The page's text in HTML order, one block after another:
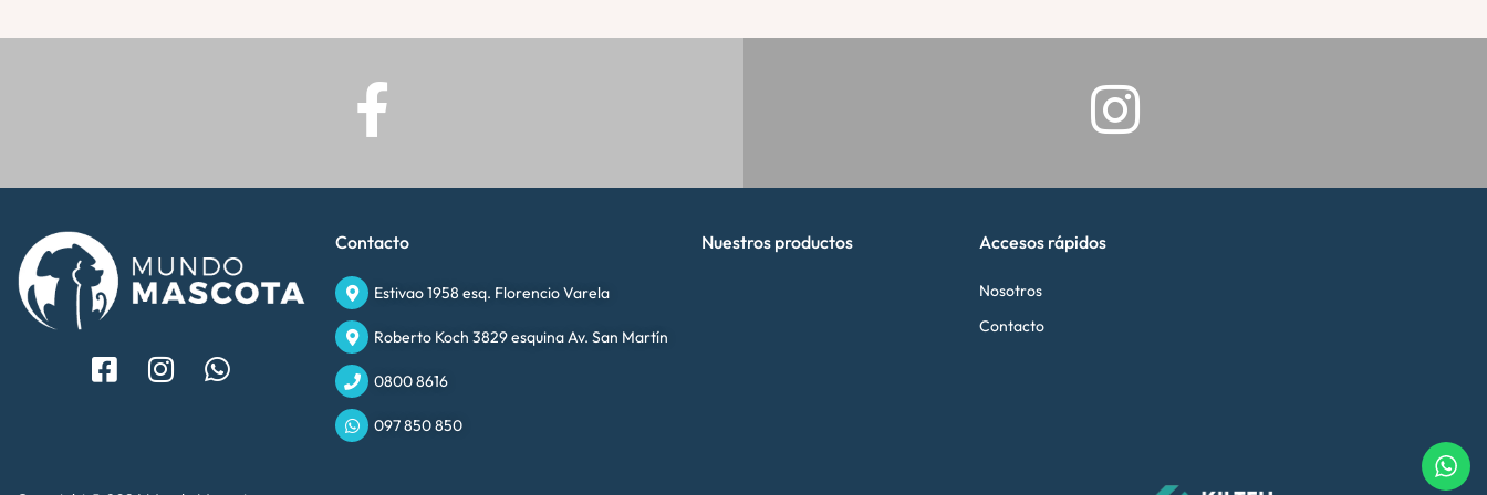
Contacto
Estivao 1958 esq. Florencio Varela
Roberto Koch 3829 esquina Av. San Martín
0800 8616
097 850 850
Nuestros productos Accesos rápidos
Nosotros
Contacto